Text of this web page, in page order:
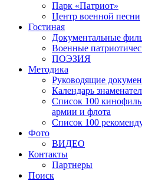
Парк «Патриот»
Центр военной песни
Гостиная
Документальные
Военные
ПОЭЗИЯ
Методика
Руководящие
Календарь
Список 100
армии и флота
Список 100
Фото
ВИДЕО
Контакты
Партнеры
Поиск